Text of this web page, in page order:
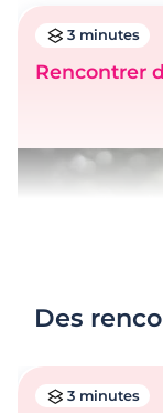
3 minutes
Rencontrer
Des
3 minutes